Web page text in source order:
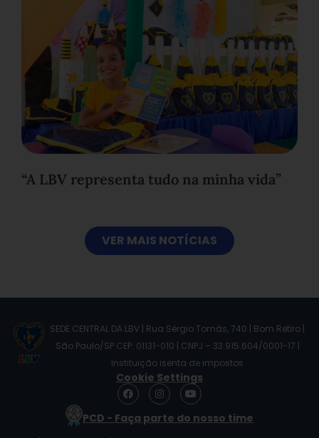
“A LBV representa tudo na minha vida”
VER MAIS NOTÍCIAS
SEDE CENTRAL DA LBV | Rua Sérgio Tomás, 740 | Bom Retiro |
São Paulo/SP CEP: 01131-010 | CNPJ – 33.915.604/0001-17 |
Instituição isenta de impostos
Cookie Settings
F
a
e
I
n
s
t
Y
o
t
PCD - Faça parte do nosso time